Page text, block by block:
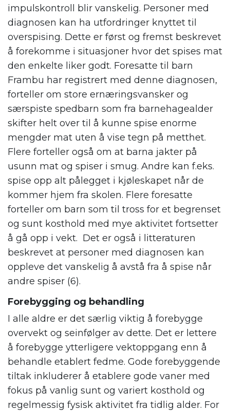
impulskontroll blir vanskelig. Personer med
diagnosen kan ha utfordringer knyttet til
overspising. Dette er først og fremst beskrevet
å forekomme i situasjoner hvor det spises mat
den enkelte liker godt. Foresatte til barn
Frambu har registrert med denne diagnosen,
forteller om store ernæringsvansker og
særspiste spedbarn som fra barnehagealder
skifter helt over til å kunne spise enorme
mengder mat uten å vise tegn på metthet.
Flere forteller også om at barna jakter på
usunn mat og spiser i smug. Andre kan f.eks.
spise opp alt pålegget i kjøleskapet når de
kommer hjem fra skolen. Flere foresatte
forteller om barn som til tross for et begrenset
og sunt kosthold med mye aktivitet fortsetter
å gå opp i vekt. Det er også i litteraturen
beskrevet at personer med diagnosen kan
oppleve det vanskelig å avstå fra å spise når
andre spiser (6).
Forebygging og behandling
I alle aldre er det særlig viktig å forebygge
overvekt og seinfølger av dette. Det er lettere
å forebygge ytterligere vektoppgang enn å
behandle etablert fedme. Gode forebyggende
tiltak inkluderer å etablere gode vaner med
fokus på vanlig sunt og variert kosthold og
regelmessig fysisk aktivitet fra tidlig alder. For